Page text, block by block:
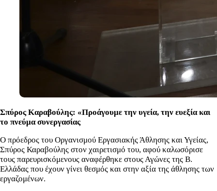
Σπύρος Καραβούλης: «Προάγουμε την υγεία, την ευεξία και
το πνεύμα συνεργασίας
O πρόεδρος του Οργανισμού Εργασιακής Άθλησης και Υγείας,
Σπύρος Καραβούλης στον χαιρετισμό του, αφού καλωσόρισε
τους παρευρισκόμενους αναφέρθηκε στους Αγώνες της Β.
Ελλάδας που έχουν γίνει θεσμός και στην αξία της άθλησης των
εργαζομένων.